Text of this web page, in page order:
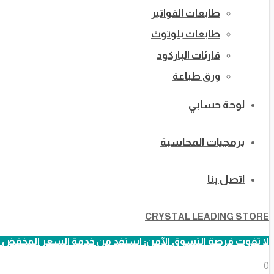
طابعات الفواتير
طابعات بلوتوث
قارئات الباركود
ورق طباعة
لوحة حسابي
برمجيات المحاسبة
اتصل بنا
CRYSTAL LEADING STORE
لا تفوت فرصة التسوق الآمن: استفد من خدمة السعر المخفض
0